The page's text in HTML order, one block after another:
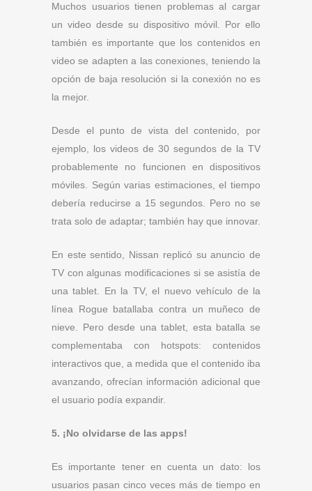
Muchos usuarios tienen problemas al cargar
un video desde su dispositivo móvil. Por ello
también es importante que los contenidos en
video se adapten a las conexiones, teniendo la
opción de baja resolución si la conexión no es
la mejor.
Desde el punto de vista del contenido, por
ejemplo, los videos de 30 segundos de la TV
probablemente no funcionen en dispositivos
móviles. Según varias estimaciones, el tiempo
debería reducirse a 15 segundos. Pero no se
trata solo de adaptar; también hay que innovar.
En este sentido, Nissan replicó su anuncio de
TV con algunas modificaciones si se asistía de
una tablet. En la TV, el nuevo vehículo de la
línea Rogue batallaba contra un muñeco de
nieve. Pero desde una tablet, esta batalla se
complementaba con hotspots: contenidos
interactivos que, a medida que el contenido iba
avanzando, ofrecían información adicional que
el usuario podía expandir.
5. ¡No olvidarse de las apps!
Es importante tener en cuenta un dato: los
usuarios pasan cinco veces más de tiempo en